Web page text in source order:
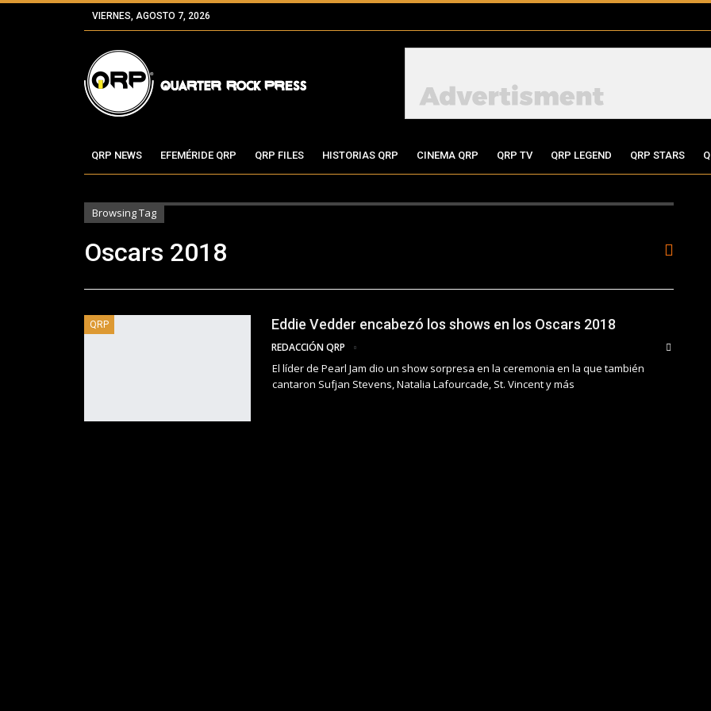
VIERNES, AGOSTO 7, 2026
QRP NEWS EFEMÉRIDE QRP QRP FILES HISTORIAS QRP CINEMA QRP QRP TV QRP LEGEND QRP STARS
Browsing Tag
Oscars 2018
QRP Eddie Vedder encabezó los shows en los Oscars 2018
REDACCIÓN QRP
El líder de Pearl Jam dio un show sorpresa en la ceremonia en la que también
cantaron Sufjan Stevens, Natalia Lafourcade, St. Vincent y más